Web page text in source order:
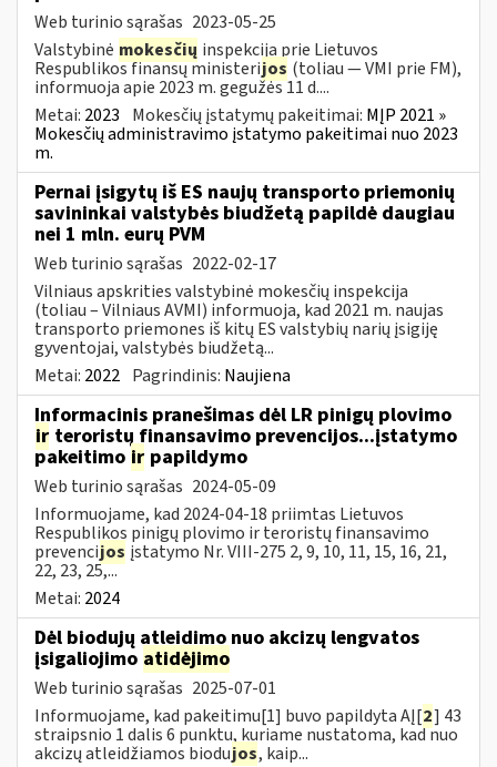
Web turinio sąrašas 2023-05-25
Valstybinė mokesčių inspekcija prie Lietuvos
Respublikos finansų ministerijos (toliau — VMI prie FM),
informuoja apie 2023 m. gegužės 11 d....
Metai: 2023 Mokesčių įstatymų pakeitimai: MĮP 2021 »
Mokesčių administravimo įstatymo pakeitimai nuo 2023
m.
Pernai įsigytų iš ES naujų transporto priemonių
savininkai valstybės biudžetą papildė daugiau
nei 1 mln. eurų PVM
Web turinio sąrašas 2022-02-17
Vilniaus apskrities valstybinė mokesčių inspekcija
(toliau – Vilniaus AVMI) informuoja, kad 2021 m. naujas
transporto priemones iš kitų ES valstybių narių įsigiję
gyventojai, valstybės biudžetą...
Metai: 2022 Pagrindinis: Naujiena
Informacinis pranešimas dėl LR pinigų plovimo
ir teroristų finansavimo prevencijos...įstatymo
pakeitimo ir papildymo
Web turinio sąrašas 2024-05-09
Informuojame, kad 2024-04-18 priimtas Lietuvos
Respublikos pinigų plovimo ir teroristų finansavimo
prevencijos įstatymo Nr. VIII-275 2, 9, 10, 11, 15, 16, 21,
22, 23, 25,...
Metai: 2024
Dėl biodujų atleidimo nuo akcizų lengvatos
įsigaliojimo atidėjimo
Web turinio sąrašas 2025-07-01
Informuojame, kad pakeitimu[1] buvo papildyta AĮ[2] 43
straipsnio 1 dalis 6 punktu, kuriame nustatoma, kad nuo
akcizų atleidžiamos biodujos, kaip...